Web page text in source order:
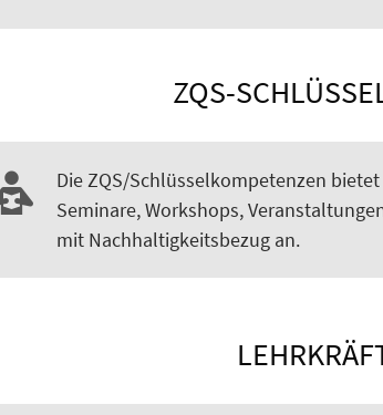
ZQS-
Die ZQS/Schlüsselkompetenzen
Seminare, Workshops,
mit Nachhaltigkeitsbezug an.